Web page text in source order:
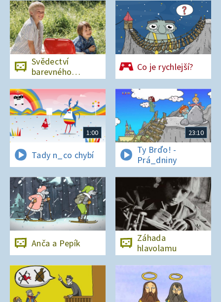
Svědectví
barevného
ostrova
Co je rychlejší?
1:00
Tady n_co chybí
23:10
Ty Brďo! -
Prá_dniny
Anča a Pepík
Záhada
hlavolamu